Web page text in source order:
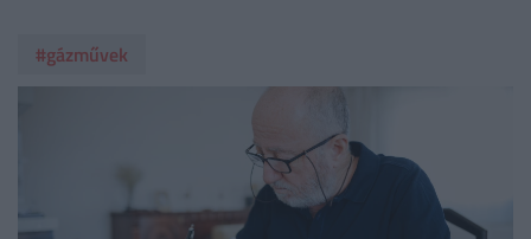
#gázművek